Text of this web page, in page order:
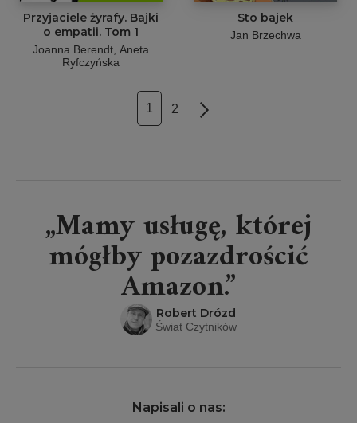
Przyjaciele żyrafy. Bajki
o empatii. Tom 1
Joanna Berendt, Aneta
Ryfczyńska
Sto bajek
Jan Brzechwa
1 2 Next
„Mamy usługę, której
mógłby pozazdrościć
Amazon.”
Robert Drózd
Świat Czytników
Napisali o nas: